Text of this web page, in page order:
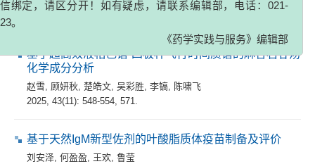
绑定，请区分开！如有疑虑，请联系编辑部，电话：021-
。
《药学实践与服务》编辑部
基于超高效液相色谱-四极杆飞行时间质谱的麻杏石甘汤
化学成分分析
赵雪 顾妍秋 楚皓文 吴彩胜 李镐
陈啸飞
2025, 43(11): 548-554, 571.
基于天然IgM新型佐剂的叶酸脂质体疫苗制备及评价
刘安泽 何盈盈 王欢 鲁莹